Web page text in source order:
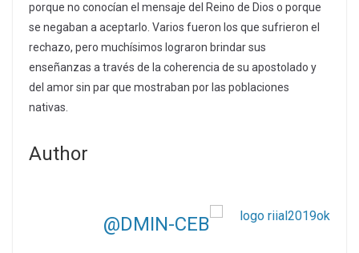
porque no conocían el mensaje del Reino de Dios o porque
se negaban a aceptarlo. Varios fueron los que sufrieron el
rechazo, pero muchísimos lograron brindar sus
enseñanzas a través de la coherencia de su apostolado y
del amor sin par que mostraban por las poblaciones
nativas.
Author
@DMIN-CEB